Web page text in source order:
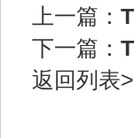
上一篇：
下一篇：
返回列表